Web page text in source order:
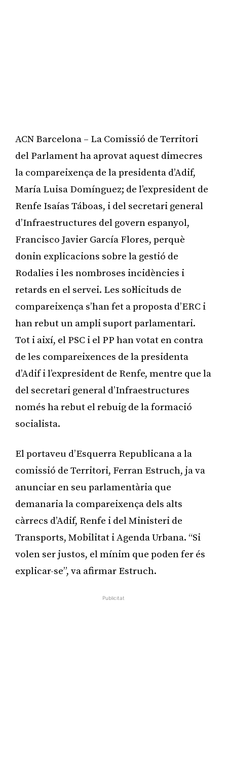
ACN Barcelona – La Comissió de Territori
del Parlament ha aprovat aquest dimecres
la compareixença de la presidenta d’Adif,
María Luisa Domínguez; de l’expresident de
Renfe Isaías Táboas, i del secretari general
d’Infraestructures del govern espanyol,
Francisco Javier García Flores, perquè
donin explicacions sobre la gestió de
Rodalies i les nombroses incidències i
retards en el servei. Les sol·licituds de
compareixença s’han fet a proposta d’ERC i
han rebut un ampli suport parlamentari.
Tot i així, el PSC i el PP han votat en contra
de les compareixences de la presidenta
d’Adif i l’expresident de Renfe, mentre que la
del secretari general d’Infraestructures
només ha rebut el rebuig de la formació
socialista.
El portaveu d’Esquerra Republicana a la
comissió de Territori, Ferran Estruch, ja va
anunciar en seu parlamentària que
demanaria la compareixença dels alts
càrrecs d’Adif, Renfe i del Ministeri de
Transports, Mobilitat i Agenda Urbana. “Si
volen ser justos, el mínim que poden fer és
explicar-se”, va afirmar Estruch.
Publicitat